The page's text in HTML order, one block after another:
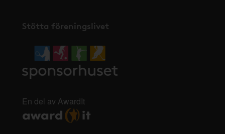
Stötta föreningslivet
En del av AwardIt